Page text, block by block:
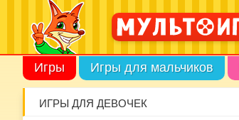
Игры Игры для мальчиков
ИГРЫ ДЛЯ ДЕВОЧЕК